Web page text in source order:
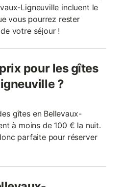
Ligneuville incluent le
vous pourrez rester
votre séjour !
pour les gîtes
?
gîtes en Bellevaux-
à moins de 100 € la nuit.
parfaite pour réserver